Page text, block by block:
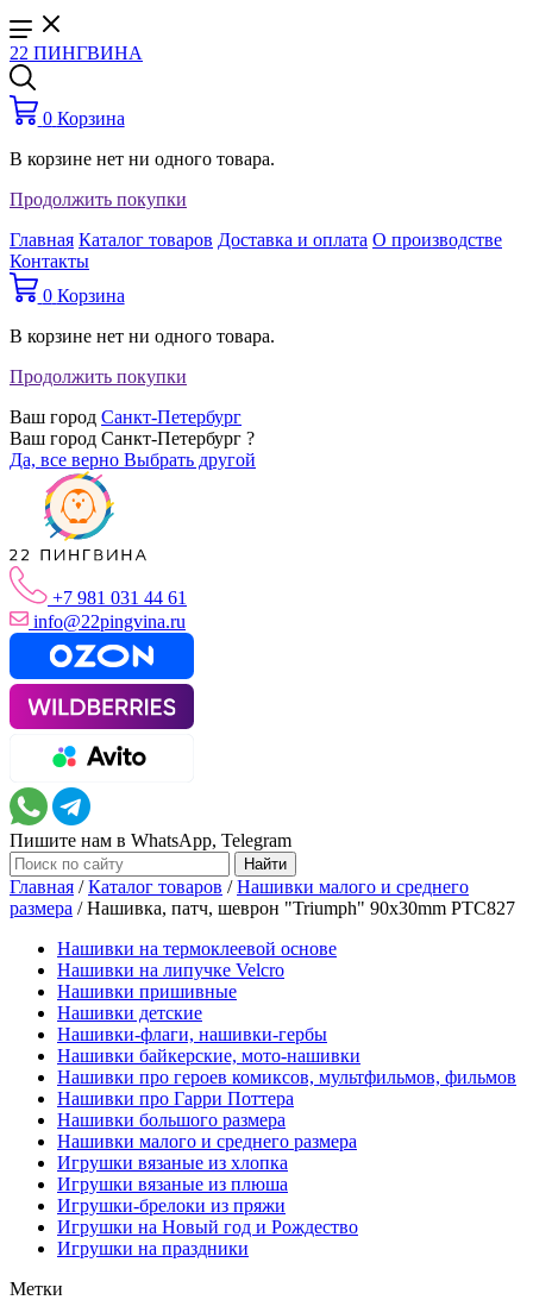
22 ПИНГВИНА
0 Корзина
В корзине нет ни одного товара.
Продолжить покупки
Главная Каталог товаров Доставка и оплата О производстве
Контакты
0 Корзина
В корзине нет ни одного товара.
Продолжить покупки
Ваш город Санкт-Петербург
Ваш город Санкт-Петербург ?
Да, все верно Выбрать другой
+7 981 031 44 61
info@22pingvina.ru
Пишите нам в WhatsApp, Telegram
Главная /Каталог товаров /Нашивки малого и среднего
размера /Нашивка, патч, шеврон "Triumph" 90x30mm PTC827
Нашивки на термоклеевой основе
Нашивки на липучке Velcro
Нашивки пришивные
Нашивки детские
Нашивки-флаги, нашивки-гербы
Нашивки байкерские, мото-нашивки
Нашивки про героев комиксов, мультфильмов, фильмов
Нашивки про Гарри Поттера
Нашивки большого размера
Нашивки малого и среднего размера
Игрушки вязаные из хлопка
Игрушки вязаные из плюша
Игрушки-брелоки из пряжи
Игрушки на Новый год и Рождество
Игрушки на праздники
Метки